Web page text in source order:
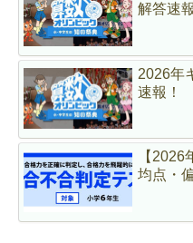
解答速
2026年
速報！
【
均点・